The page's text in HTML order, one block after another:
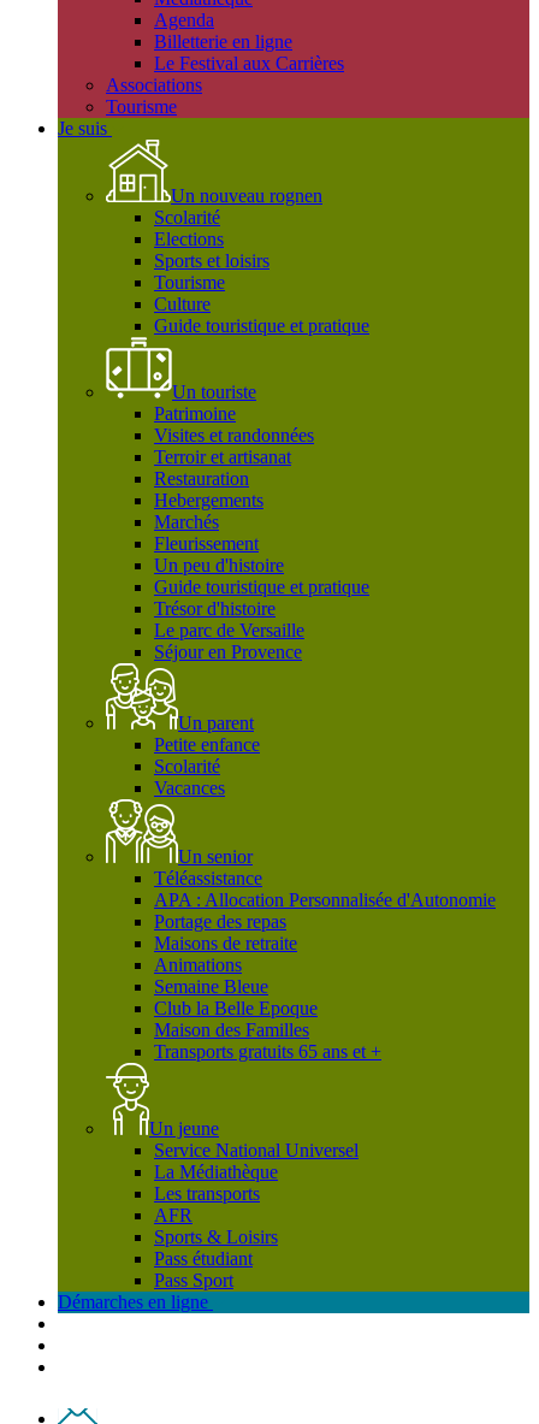
Agenda
Billetterie en ligne
Le Festival aux Carrières
Associations
Tourisme
Je suis
Un nouveau rognen
Scolarité
Elections
Sports et loisirs
Tourisme
Culture
Guide touristique et pratique
Un touriste
Patrimoine
Visites et randonnées
Terroir et artisanat
Restauration
Hebergements
Marchés
Fleurissement
Un peu d'histoire
Guide touristique et pratique
Trésor d'histoire
Le parc de Versaille
Séjour en Provence
Un parent
Petite enfance
Scolarité
Vacances
Un senior
Téléassistance
APA : Allocation Personnalisée d'Autonomie
Portage des repas
Maisons de retraite
Animations
Semaine Bleue
Club la Belle Epoque
Maison des Familles
Transports gratuits 65 ans et +
Un jeune
Service National Universel
La Médiathèque
Les transports
AFR
Sports & Loisirs
Pass étudiant
Pass Sport
Démarches en ligne
Contact